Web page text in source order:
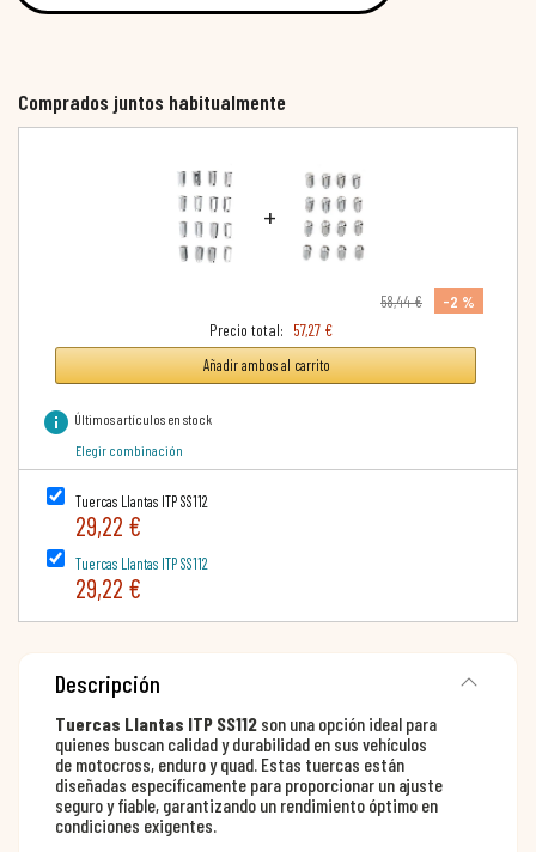
Comprados juntos habitualmente
+
58,44 €
-2 %
Precio total: 57,27 €
Añadir ambos al carrito
info Últimos artículos en stock
Elegir combinación
Tuercas Llantas ITP SS112
29,22 €
Tuercas Llantas ITP SS112
29,22 €
Descripción
Tuercas Llantas ITP SS112 son una opción ideal para
quienes buscan calidad y durabilidad en sus vehículos
de motocross, enduro y quad. Estas tuercas están
diseñadas específicamente para proporcionar un ajuste
seguro y fiable, garantizando un rendimiento óptimo en
condiciones exigentes.